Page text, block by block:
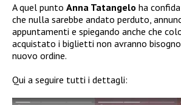
A quel punto Anna Tatangelo ha
che nulla sarebbe andato perduto,
appuntamenti e spiegando anche che
acquistato i biglietti non avranno
nuovo ordine.
Qui a seguire tutti i dettagli: